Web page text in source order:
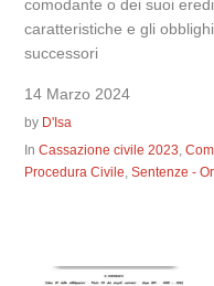
comodante o dei suoi
caratteristiche e gli
successori
14 Marzo 2024
by D'Isa
InCassazione civile 2023,
Procedura Civile,Sentenze -